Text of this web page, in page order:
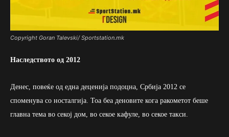
Copyright Goran Talevski/ Sportstation.mk
Наследството од 2012
Денес, повеќе од една деценија подоцна, Србија 2012 се
споменува со носталгија. Тоа беа деновите кога ракометот беше
главна тема во секој дом, во секое кафуле, во секое такси.